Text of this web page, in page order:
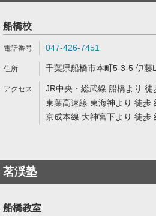
船橋校
047-426-7451
千葉県船橋市本町5-3-5 伊藤
JR中央・総武線 船橋より 徒
東葉高速線 東海神より 徒歩
京成本線 大神宮下より 徒歩
茗渓塾
船橋教室